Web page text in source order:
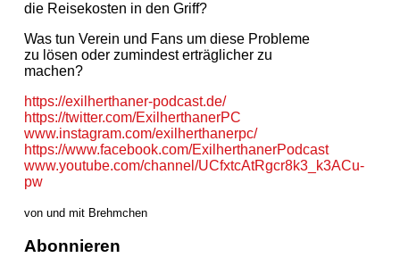
die Reisekosten in den Griff?
Was tun Verein und Fans um diese Probleme
zu lösen oder zumindest erträglicher zu
machen?
https://exilherthaner-podcast.de/
https://twitter.com/ExilherthanerPC
www.instagram.com/exilherthanerpc/
https://www.facebook.com/ExilherthanerPodcast
www.youtube.com/channel/UCfxtcAtRgcr8k3_k3ACu-
pw
von und mit Brehmchen
Abonnieren